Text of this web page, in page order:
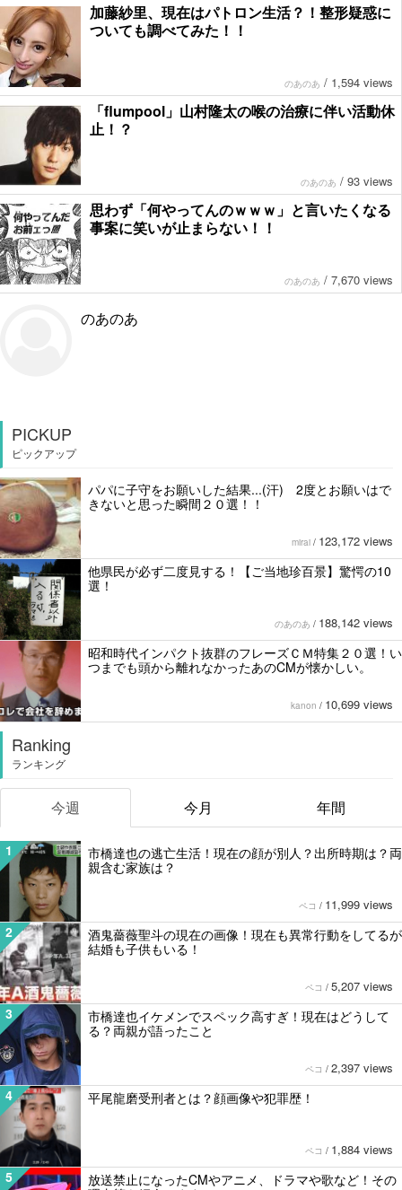
加藤紗里、現在はパトロン生活？！整形疑惑に
ついても調べてみた！！
のあのあ / 1,594 views
「flumpool」山村隆太の喉の治療に伴い活動休
止！？
のあのあ / 93 views
思わず「何やってんのｗｗｗ」と言いたくなる
事案に笑いが止まらない！！
のあのあ / 7,670 views
のあのあ
PICKUP
ピックアップ
パパに子守をお願いした結果...(汗) 2度とお願いはで
きないと思った瞬間２０選！！
mirai / 123,172 views
他県民が必ず二度見する！【ご当地珍百景】驚愕の10
選！
のあのあ / 188,142 views
昭和時代インパクト抜群のフレーズＣＭ特集２０選！い
つまでも頭から離れなかったあのCMが懐かしい。
kanon / 10,699 views
Ranking
ランキング
今週 今月 年間
1
市橋達也の逃亡生活！現在の顔が別人？出所時期は？両
親含む家族は？
ペコ / 11,999 views
2
酒鬼薔薇聖斗の現在の画像！現在も異常行動をしてるが
結婚も子供もいる！
ペコ / 5,207 views
3
市橋達也イケメンでスペック高すぎ！現在はどうして
る？両親が語ったこと
ペコ / 2,397 views
4 平尾龍磨受刑者とは？顔画像や犯罪歴！
ペコ / 1,884 views
5
放送禁止になったCMやアニメ、ドラマや歌など！その